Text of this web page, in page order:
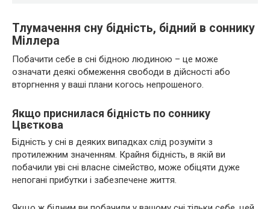
Тлумачення сну бідність, бідний в соннику
Міллера
Побачити себе в сні бідною людиною – це може
означати деякі обмеження свободи в дійсності або
вторгнення у ваші плани когось непрошеного.
Якщо приснилася бідність по соннику
Цвєткова
Бідність у сні в деяких випадках слід розуміти з
протилежним значенням. Крайня бідність, в якій ви
побачили уві сні власне сімейство, може обіцяти дуже
непогані прибутки і забезпечене життя.